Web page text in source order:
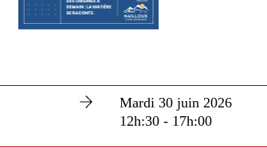
Mardi 30 juin 2026
12h:30 - 17h:00